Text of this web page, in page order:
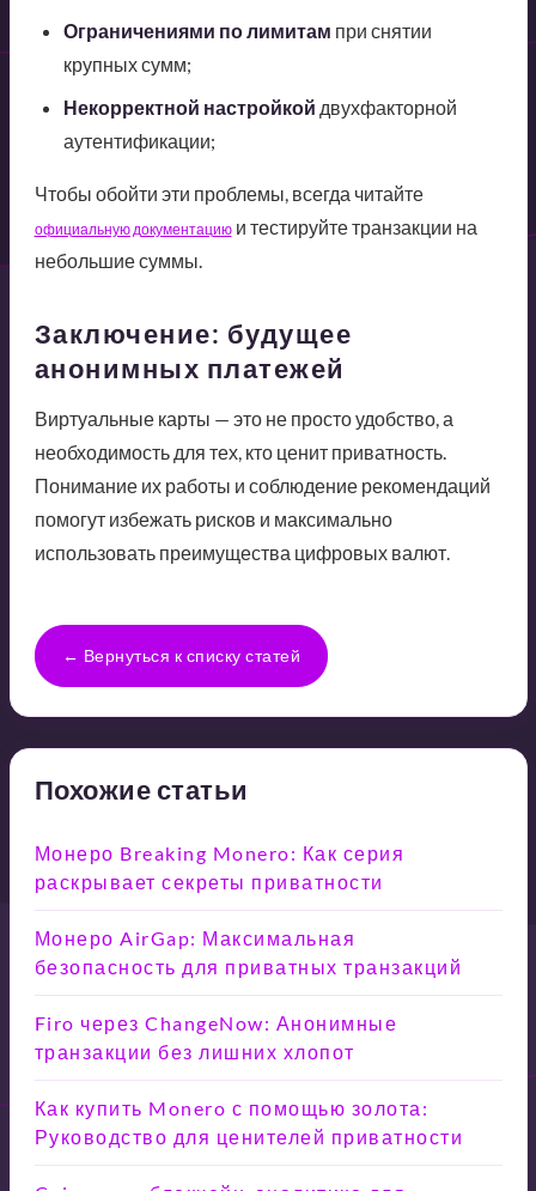
Ограничениями по лимитам при снятии
крупных сумм;
Некорректной настройкой двухфакторной
аутентификации;
Чтобы обойти эти проблемы, всегда читайте
официальную документациюи тестируйте транзакции на
небольшие суммы.
Заключение: будущее
анонимных платежей
Виртуальные карты — это не просто удобство, а
необходимость для тех, кто ценит приватность.
Понимание их работы и соблюдение рекомендаций
помогут избежать рисков и максимально
использовать преимущества цифровых валют.
← Вернуться к списку статей
Похожие статьи
Монеро Breaking Monero: Как серия
раскрывает секреты приватности
Монеро AirGap: Максимальная
безопасность для приватных транзакций
Firo через ChangeNow: Анонимные
транзакции без лишних хлопот
Как купить Monero с помощью золота:
Руководство для ценителей приватности